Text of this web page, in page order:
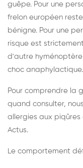
guêpe. Pour une
frelon européen
bénigne. Pour une
risque est
d'autre
choc anaphylactique.
Pour comprendre la
quand consulter,
allergies aux
Actus.
Le comportement